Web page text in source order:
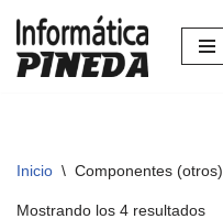
Saltar
Inicio \ Componentes (otros)
Mostrando los 4 resultados